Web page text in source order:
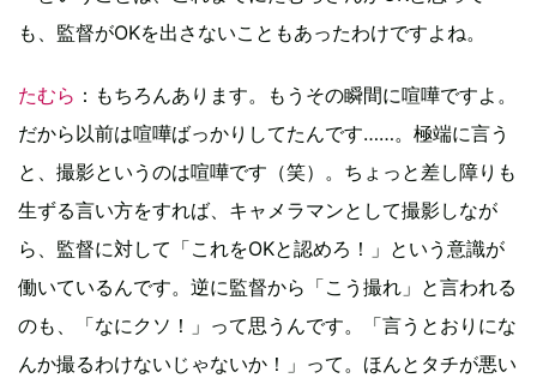
も、監督がOKを出さないこともあったわけですよね。
たむら ：もちろんあります。もうその瞬間に喧嘩ですよ。
だから以前は喧嘩ばっかりしてたんです……。極端に言う
と、撮影というのは喧嘩です（笑）。ちょっと差し障りも
生ずる言い方をすれば、キャメラマンとして撮影しなが
ら、監督に対して「これをOKと認めろ！」という意識が
働いているんです。逆に監督から「こう撮れ」と言われる
のも、「なにクソ！」って思うんです。「言うとおりにな
んか撮るわけないじゃないか！」って。ほんとタチが悪い